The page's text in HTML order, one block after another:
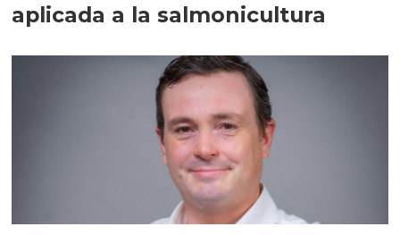
aplicada a la salmonicultura